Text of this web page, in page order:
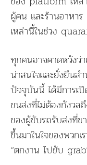
ผู้คน และร้านอาหาร
เหล่านี้ในช่วง
ทุกคนอาจคาดหวังว่
น่าสนใจและยั่งยืน
ปัจจุบันนี้ ได้มีการเ
ขนส่งที่ไม่ต้องกังวล
ของผู้ขับรถรับส่งที่
ขึ้นมาในใจของพวกเ
“ตกงาน ไปขับ